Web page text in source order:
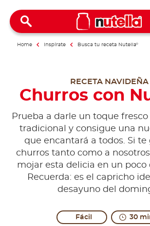
Home Inspírate Busca tu receta Nutella®
RECETA NAVIDEÑA
Churros con
Prueba a darle un toque fresco
tradicional y consigue una
que encantará a todos. Si te
churros tanto como a
mojar esta delicia en un poco
Recuerda: es el capricho
desayuno del
Fácil 30